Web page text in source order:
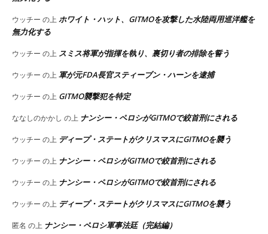
ウッチー の上ホワイト・ハット、GITMOを攻撃した水陸両用巡洋艦を
無力化する
ウッチー の上 スミス将軍が指揮を執り、裏切り者の排除を誓う
ウッチー の上軍が元FDA長官スティーブン・ハーンを逮捕
ウッチー の上 GITMO襲撃犯を特定
ななしのかかし の上 ナンシー・ペロシがGITMOで絞首刑にされる
ウッチー の上 ディープ・ステートがクリスマスにGITMOを襲う
ウッチー の上 ナンシー・ペロシがGITMOで絞首刑にされる
ウッチー の上 ナンシー・ペロシがGITMOで絞首刑にされる
ウッチー の上 ディープ・ステートがクリスマスにGITMOを襲う
匿名 の上 ナンシー・ペロシ軍事法廷（完結編）